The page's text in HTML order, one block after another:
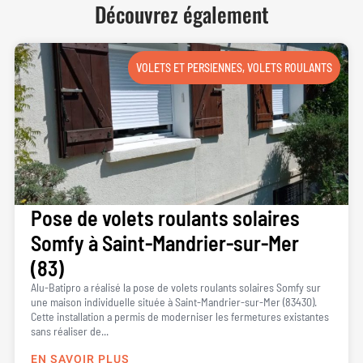
Découvrez également
VOLETS ET PERSIENNES,VOLETS ROULANTS
Pose de volets roulants solaires
Somfy à Saint-Mandrier-sur-Mer
(83)
Alu-Batipro a réalisé la pose de volets roulants solaires Somfy sur
une maison individuelle située à Saint-Mandrier-sur-Mer (83430).
Cette installation a permis de moderniser les fermetures existantes
sans réaliser de...
EN SAVOIR PLUS